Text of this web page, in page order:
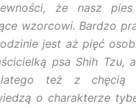
że nasz
wzorcowi. Bardzo
jest aż pięć
psa Shih
też z
o charakterze